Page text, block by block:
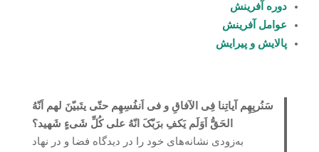
دوره آفرینش
عوامل آفرینش
پالایش و پیرایش
سَنُریِهِم آیاتِنا فِی الآفاقِ و فی اَنفُسِهِم حتّی یتَبیّنَ لهم اَنّهُ
الحَقُّ اَوَلَم یَکفِ برَبّکَ انّهُ علی کُلِّ شَی‌ءٍ شَهید؟
به‌زودی نشانه‌های خود را در دیدگاه فضا و در نهاد